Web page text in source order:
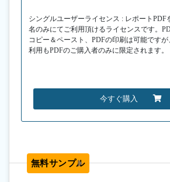
シングルユーザーライセンス : レポートPDF
名のみにてご利用頂けるライセンスです。
コピー＆ペースト、PDFの印刷は可能です
利用もPDFのご購入者のみに限定されます。
今すぐ購入
無料サンプル